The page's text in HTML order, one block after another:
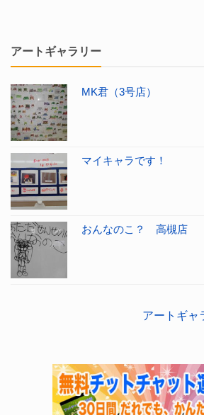
アートギャラリー
MK君（3号店）
マイキャラです！
おんなのこ？ 高槻店
アートギャ